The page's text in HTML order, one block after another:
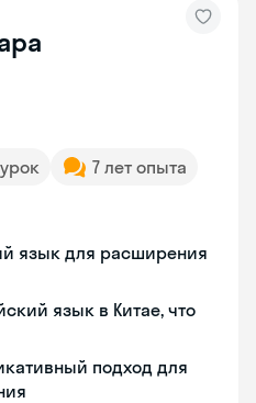
7 лет опыта
язык для расширения
язык в Китае, что
подход для